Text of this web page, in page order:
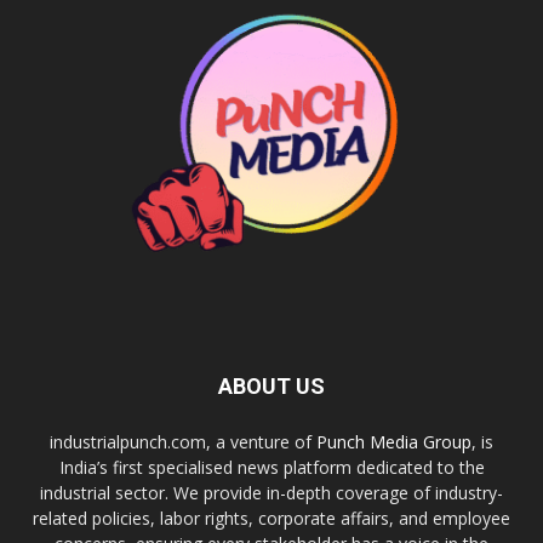
ABOUT US
industrialpunch.com, a venture of Punch Media Group, is
India’s first specialised news platform dedicated to the
industrial sector. We provide in-depth coverage of industry-
related policies, labor rights, corporate affairs, and employee